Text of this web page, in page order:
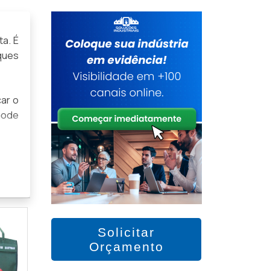
É
o
E
lã,
Solicitar
Orçamento